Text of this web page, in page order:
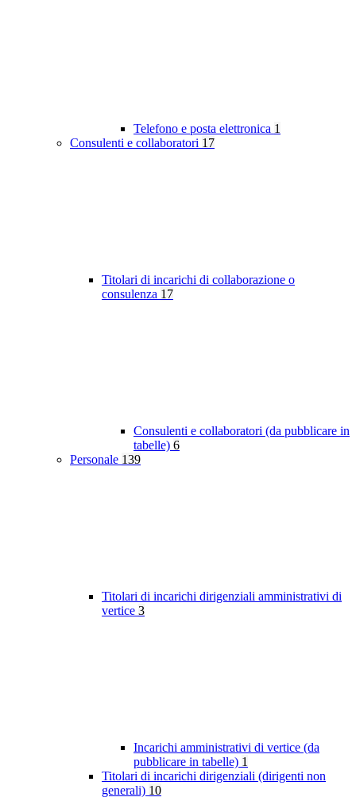
Telefono e posta elettronica 1
Consulenti e collaboratori 17
Titolari di incarichi di collaborazione o
consulenza 17
Consulenti e collaboratori (da pubblicare in
tabelle) 6
Personale 139
Titolari di incarichi dirigenziali amministrativi di
vertice 3
Incarichi amministrativi di vertice (da
pubblicare in tabelle) 1
Titolari di incarichi dirigenziali (dirigenti non
generali) 10